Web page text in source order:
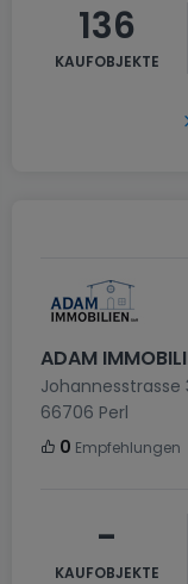
136
KAUFOBJEKTE
ADAM
Johannesstrasse
66706 Perl
0 Empfehlungen
-
KAUFOBJEKTE